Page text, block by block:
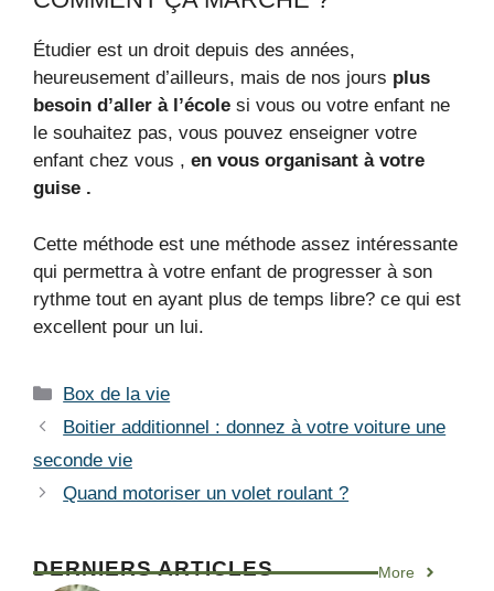
Étudier est un droit depuis des années,
heureusement d’ailleurs, mais de nos jours plus
besoin d’aller à l’école si vous ou votre enfant ne
le souhaitez pas, vous pouvez enseigner votre
enfant chez vous , en vous organisant à votre
guise .
Cette méthode est une méthode assez intéressante
qui permettra à votre enfant de progresser à son
rythme tout en ayant plus de temps libre? ce qui est
excellent pour un lui.
Catégories
Box de la vie
Boitier additionnel : donnez à votre voiture une
seconde vie
Quand motoriser un volet roulant ?
DERNIERS ARTICLES More